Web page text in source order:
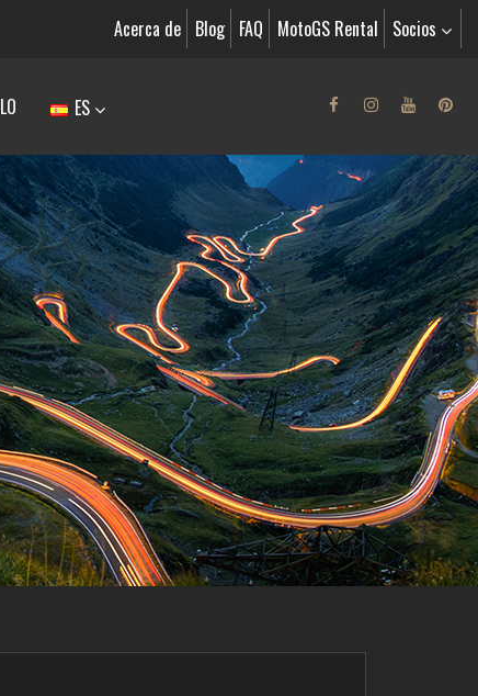
Acerca de Blog FAQ MotoGS Rental Socios
ES